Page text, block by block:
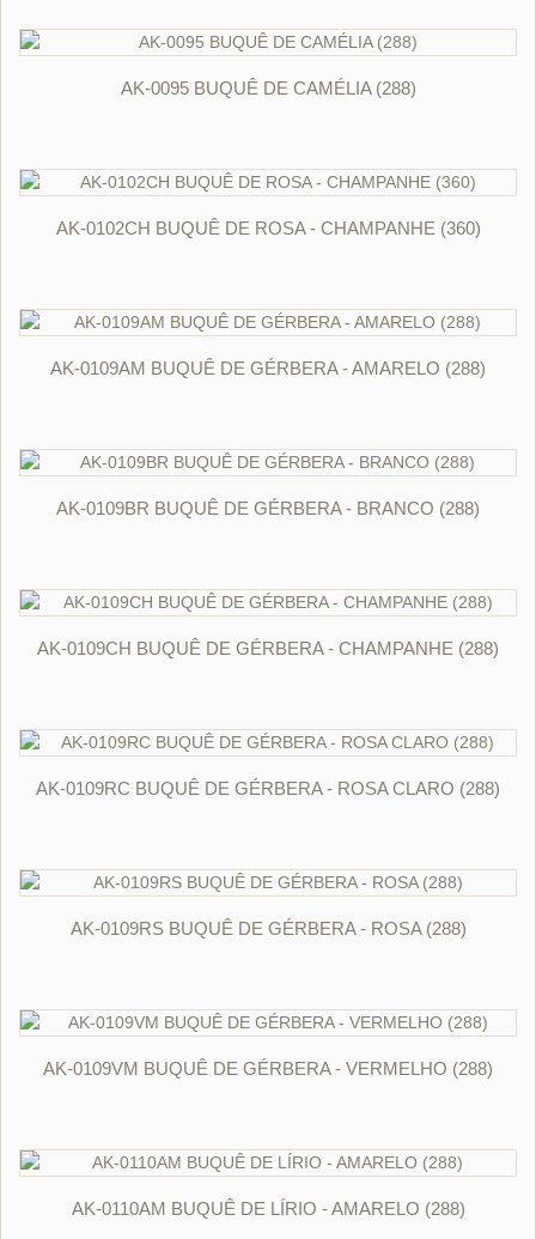
AK-0095 BUQUÊ DE CAMÉLIA (288)
AK-0102CH BUQUÊ DE ROSA - CHAMPANHE (360)
AK-0109AM BUQUÊ DE GÉRBERA - AMARELO (288)
AK-0109BR BUQUÊ DE GÉRBERA - BRANCO (288)
AK-0109CH BUQUÊ DE GÉRBERA - CHAMPANHE (288)
AK-0109RC BUQUÊ DE GÉRBERA - ROSA CLARO (288)
AK-0109RS BUQUÊ DE GÉRBERA - ROSA (288)
AK-0109VM BUQUÊ DE GÉRBERA - VERMELHO (288)
AK-0110AM BUQUÊ DE LÍRIO - AMARELO (288)